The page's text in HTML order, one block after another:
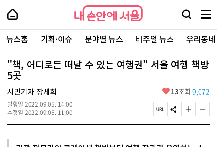
본
로
가
내
손
안
에
서
울
-
서
울
시
대
표
소
통
포
내
손
에
울
검
창
열
기
메
뉴
전
체
보
기
주
요
서
뉴스홈 기획·이슈 분야별 뉴스 비주얼 뉴스 우리동
"책, 어디로든 떠날 수 있는 여행권" 서울 여행 책방
5곳
시민기자 장세희
발행일 2022.09.05. 14:00
수정일 2022.09.05. 11:00
좋
요
13조회 9,072
페
이
S
N
글
자
글
자
페
상
단
로